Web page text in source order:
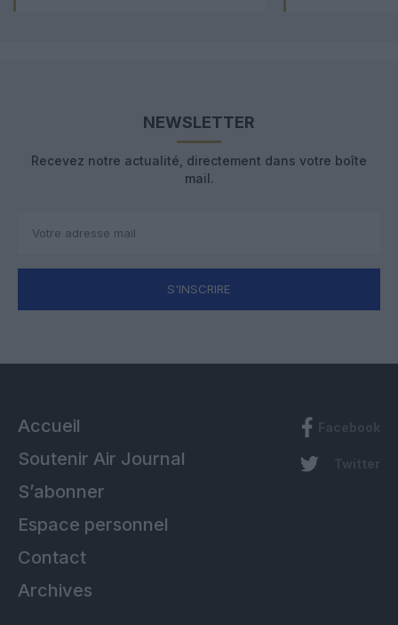
NEWSLETTER
Recevez notre actualité, directement dans votre boîte
mail.
S'INSCRIRE
Accueil
Soutenir Air Journal
S’abonner
Espace personnel
Contact
Archives